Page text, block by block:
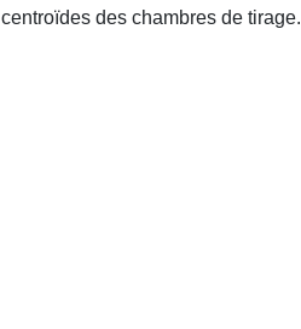
des chambres de tirage.